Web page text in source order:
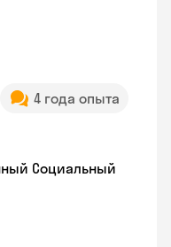
4 года опыта
Социальный